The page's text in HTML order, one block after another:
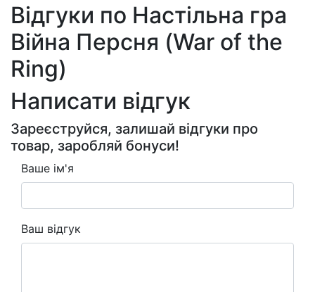
Відгуки по Настільна гра
Війна Персня (War of the
Ring)
Написати відгук
Зареєструйся, залишай відгуки про
товар, заробляй бонуси!
Ваше ім'я
Ваш відгук